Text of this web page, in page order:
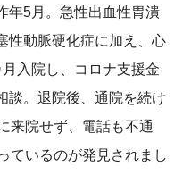
5月。急性出血性胃潰
性動脈硬化症に加え、心
入院し、コロナ支援金
談。退院後、通院を続け
来院せず、電話も不通
ているのが発見されまし